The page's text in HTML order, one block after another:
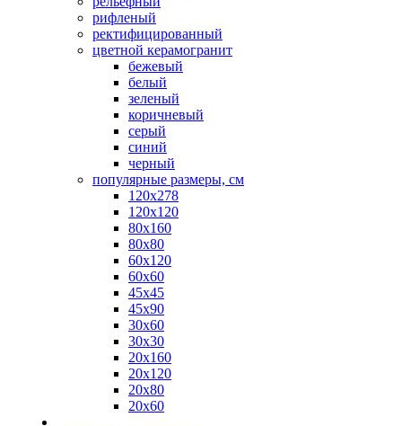
рифленый
ректифицированный
цветной керамогранит
бежевый
белый
зеленый
коричневый
серый
синий
черный
популярные размеры, см
120х278
120х120
80х160
80х80
60х120
60х60
45х45
45х90
30х60
30х30
20х160
20х120
20х80
20х60